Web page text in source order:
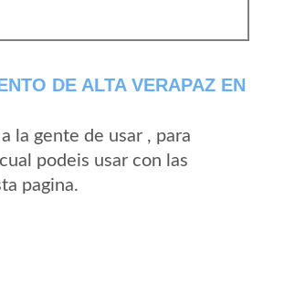
DE ALTA VERAPAZ EN
la gente de usar , para
podeis usar con las
pagina.